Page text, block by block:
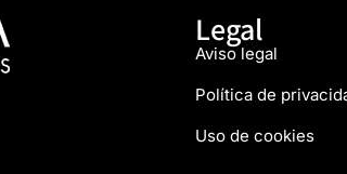
Legal
Aviso legal
Política de
Uso de cookies